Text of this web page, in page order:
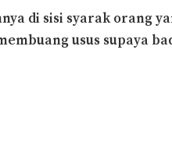
di sisi syarak orang
usus supaya